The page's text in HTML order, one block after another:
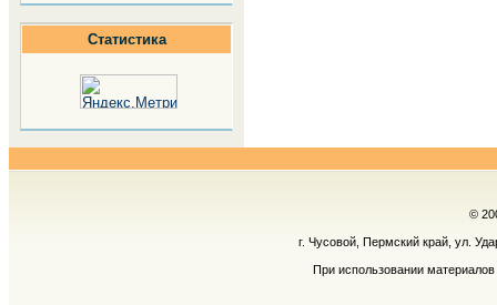
Статистика
©
г. Чусовой, Пермский край, ул.
При использовании